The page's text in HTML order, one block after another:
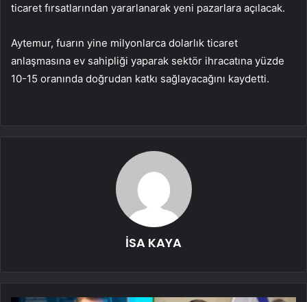
ticaret fırsatlarından yararlanarak yeni pazarlara açılacak.
Aytemur, fuarın yine milyonlarca dolarlık ticaret
anlaşmasına ev sahipliği yaparak sektör ihracatına yüzde
10-15 oranında doğrudan katkı sağlayacağını kaydetti.
İSA KAYA